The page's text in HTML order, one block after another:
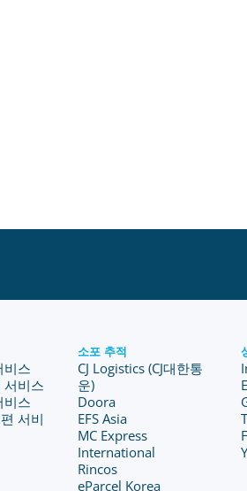
비스
서비스
비스
서비
소포 추적
CJ Logistics (CJ대한통
운)
Doora
EFS Asia
MC Express
International
Rincos
eParcel Korea